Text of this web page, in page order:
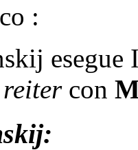
:
esegue
con